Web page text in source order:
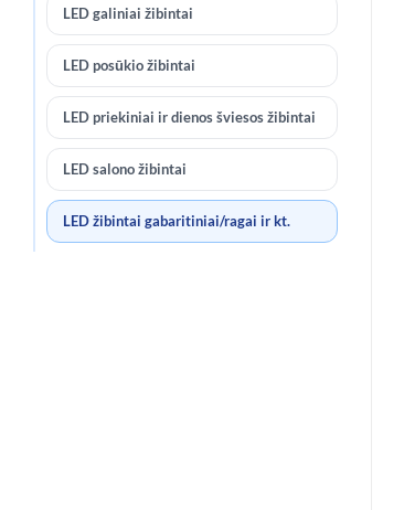
LED galiniai žibintai
LED posūkio žibintai
LED priekiniai ir dienos šviesos žibintai
LED salono žibintai
LED žibintai gabaritiniai/ragai ir kt.